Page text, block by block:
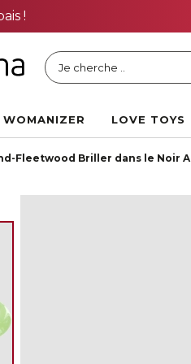
Je cherche ..
WOMANIZER LOVE TOYS
Fleetwood Briller dans le Noir